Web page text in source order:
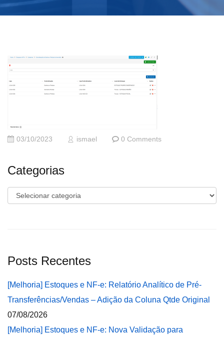
03/10/2023 ismael 0 Comments
Categorias
Categorias
Posts Recentes
[Melhoria] Estoques e NF-e: Relatório Analítico de Pré-
Transferências/Vendas – Adição da Coluna Qtde Original
07/08/2026
[Melhoria] Estoques e NF-e: Nova Validação para